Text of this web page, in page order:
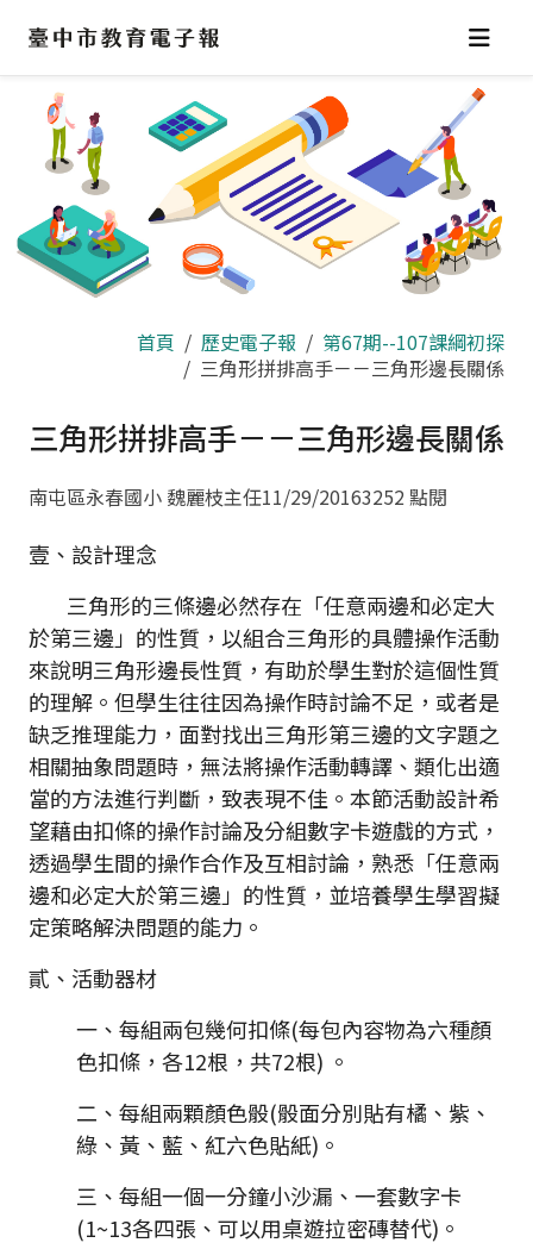
區
首頁 歷史電子報
第67期--107課綱初探
三角形拼排高手－－三角形邊長關係
三角形拼排高手－－三角形邊長關係
南屯區永春國小 魏麗枝主任11/29/20163252 點閱
壹、設計理念
三角形的三條邊必然存在「任意兩邊和必定大
於第三邊」的性質，以組合三角形的具體操作活動
來說明三角形邊長性質，有助於學生對於這個性質
的理解。但學生往往因為操作時討論不足，或者是
缺乏推理能力，面對找出三角形第三邊的文字題之
相關抽象問題時，無法將操作活動轉譯、類化出適
當的方法進行判斷，致表現不佳。本節活動設計希
望藉由扣條的操作討論及分組數字卡遊戲的方式，
透過學生間的操作合作及互相討論，熟悉「任意兩
邊和必定大於第三邊」的性質，並培養學生學習擬
定策略解決問題的能力。
貳、活動器材
一、每組兩包幾何扣條(每包內容物為六種顏
色扣條，各12根，共72根) 。
二、每組兩顆顏色骰(骰面分別貼有橘、紫、
綠、黃、藍、紅六色貼紙)。
三、每組一個一分鐘小沙漏、一套數字卡
(1~13各四張、可以用桌遊拉密磚替代)。